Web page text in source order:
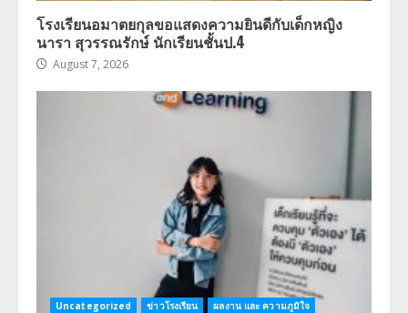
โรงเรียนอมาตยกุลขอแสดงความยินดีกับเด็กหญิง
นารา สุวรรณรักษ์ นักเรียนชั้นป.4
August 7, 2026
Uncategorized ข่าวโรงเรียน ผลงาน และ ความภูมิใจ